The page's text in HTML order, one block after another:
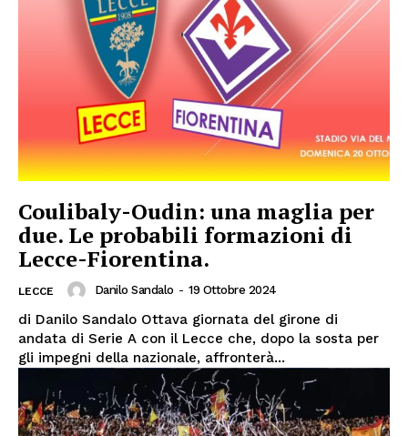
Coulibaly-Oudin: una maglia per
due. Le probabili formazioni di
Lecce-Fiorentina.
LECCE Danilo Sandalo - 19 Ottobre 2024
di Danilo Sandalo Ottava giornata del girone di
andata di Serie A con il Lecce che, dopo la sosta per
gli impegni della nazionale, affronterà...